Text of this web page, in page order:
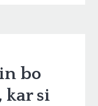
bo
kar si